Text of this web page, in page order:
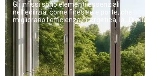
Gli infissi sono elementi essenziali
nell’edilizia, come finestre e porte, che
migliorano l’efficienza energetica, la...Di più